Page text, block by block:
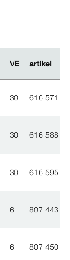
VE artikel
VE artikel
30 616 571
30 616 588
30 616 595
6 807 443
6 807 450